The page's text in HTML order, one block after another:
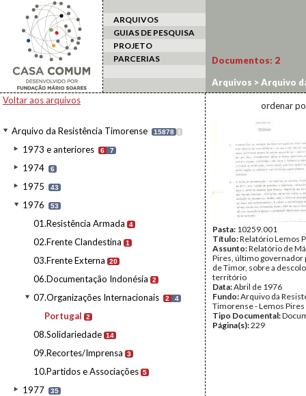
ARQUIVOS
GUIAS DE PESQUISA
PROJETO
PARCERIAS
Voltar aos arquivos
Arquivo da Resistência Timorense 15878 I
1973 e anteriores 6 7
1974 6
1975 43
1976 53
01.Resistência Armada 4
02.Frente Clandestina 1
03.Frente Externa 20
06.Documentação Indonésia 2
07.Organizações Internacionais 2 4
Portugal 2
08.Solidariedade 14
09.Recortes/Imprensa 3
10.Partidos e Associações 5
1977 35
Documentos: 2
Arquivos >Arquivo
ordenar
Pasta: 10259.001
Título:Relatório Lemos
Assunto:Relatório de
Pires, último governador
de Timor, sobre a
território
Data:Abril de 1976
Fundo:Arquivo da
Timorense - Lemos Pires
Tipo Documental:
Página(s):229